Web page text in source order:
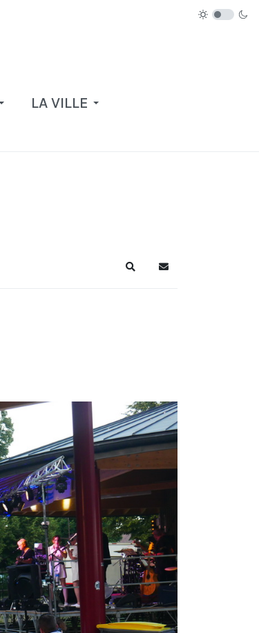
LA VILLE
RechercheS'abonner au blog